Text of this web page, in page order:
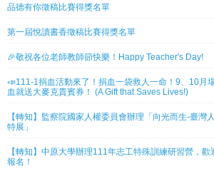
品德有你徵稿比賽得獎名單
第一屆悅讀書香徵稿比賽得獎名單
🎉敬祝各位老師教師節快樂！Happy Teacher's Day!
📣111-1捐血活動來了！捐血一袋救人一命！9、10月
血就送大麥克貴賓券！ (A Gift that Saves Lives!)
【轉知】監察院國家人權委員會辦理「向光而生-臺灣
特展」
【轉知】中原大學辦理111年志工特殊訓練研習營，歡
報名！